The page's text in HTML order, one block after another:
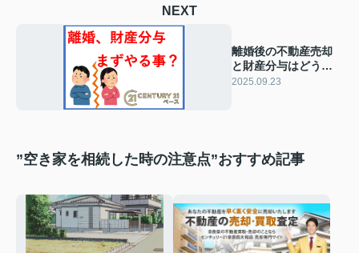
NEXT
離婚後の不動産売却
と財産分与はどう進
める？名義変更の手
2025.09.23
”空き家を相続した時の注意点”おすすめ記事